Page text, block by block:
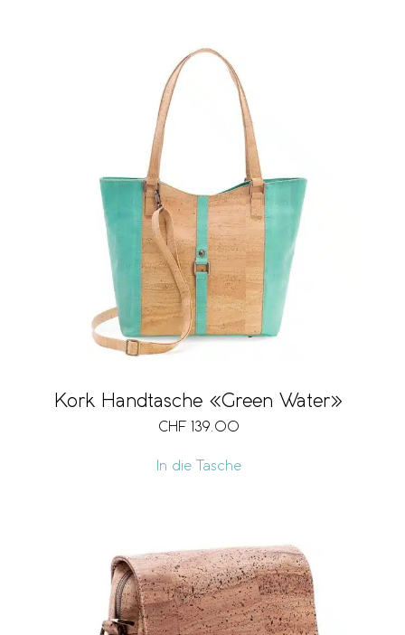
Kork Handtasche «Green Water»
CHF 139.00
In die Tasche